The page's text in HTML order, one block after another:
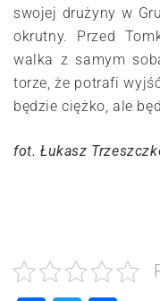
swojej drużyny w
okrutny. Przed
walka z samym
torze, że potrafi
będzie ciężko, ale
fot. Łukasz